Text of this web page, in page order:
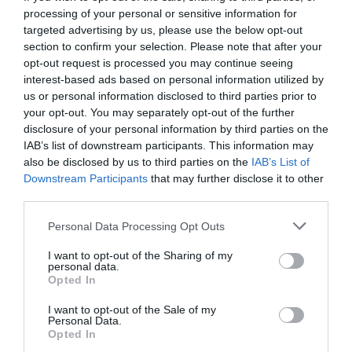
processing of your personal or sensitive information for
targeted advertising by us, please use the below opt-out
section to confirm your selection. Please note that after your
opt-out request is processed you may continue seeing
interest-based ads based on personal information utilized by
us or personal information disclosed to third parties prior to
your opt-out. You may separately opt-out of the further
disclosure of your personal information by third parties on the
IAB’s list of downstream participants. This information may
also be disclosed by us to third parties on the IAB’s List of
Downstream Participants that may further disclose it to other
Please note that this website/app uses one or more Google
not limited to your visit or usage behaviour. You may click to
grant or deny consent to Google and its third-party tags to
use your data for below specified purposes in below Google
consent section.
Personal Data Processing Opt Outs
I want to opt-out of the Sharing of my
personal data.
Opted In
I want to opt-out of the Sale of my
Personal Data.
Opted In
Június elején az időjárás kifejezetten rossznak tűnt.
Erős szelek és alacsony nyomású rendszerek
vonultak át Nagy-Britannia és Északnyugat-Európa
fölött. Eisenhower eredetilegjúnius 5-re tervezte a
partraszállást,Staggazonbanazt tanácsolta, hogy
halasszák el a hadműveletet. Az előrejelzések
szerint ugyanis az átkelés túl veszélyes lett volna. A
fordulategy későn befutó atlanti-óceáni
Stagg ebből azt olvasta ki, hogy június 6-án
megnyílhat egy szűk időablak. Egyáltalán nem
hibátlan időről volt szó, csak egy
, amely
talán elég lehetett.
Ez is érdekelhet!